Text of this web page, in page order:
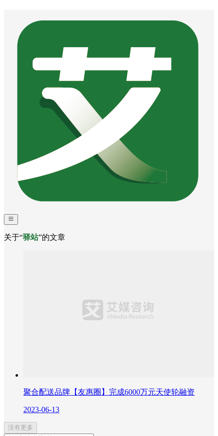
关于“驿站”的文章
聚合配送品牌【友惠圈】完成6000万元天使轮融资
2023-06-13
没有更多